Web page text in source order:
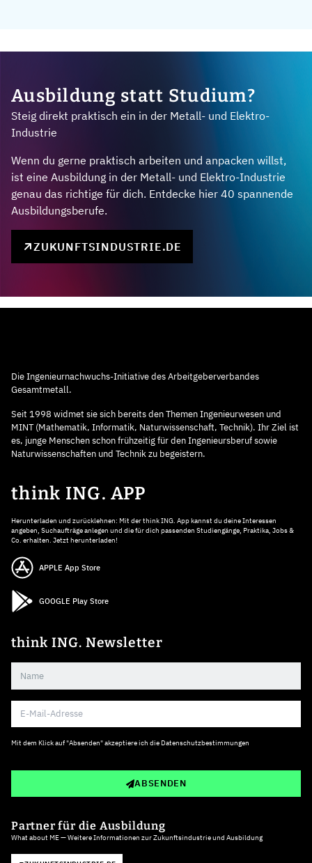
Ausbildung statt Studium?
Steig direkt praktisch ein in der Metall- und Elektro-
Industrie
Wenn du gerne praktisch arbeiten und anpacken willst,
ist eine Ausbildung in der Metall- und Elektro-Industrie
genau das richtige für dich. Entdecke hier 40 spannende
Ausbildungsberufe.
ZUKUNFTSINDUSTRIE.DE
Die Ingenieurnachwuchs-Initiative des Arbeitgeberverbandes
Gesamtmetall.
Seit 1998 widmet sie sich bereits den Themen Ingenieurwesen und
MINT (Mathematik, Informatik, Naturwissenschaft, Technik). Ihr Ziel ist
es, junge Menschen schon frühzeitig für den Ingenieursberuf sowie
Naturwissenschaften und Technik zu begeistern.
think ING. APP
Herunterladen und zurücklehnen: Mit der think ING. App kannst du deine Interessen
angeben, Suchaufträge anlegen und die für dich passenden Studiengänge, Praktika, Jobs &
Co. erhalten. Jetzt herunterladen!
APPLE App Store
GOOGLE Play Store
think ING. Newsletter
Mit dem Klick auf "Absenden" akzeptiere ich die Datenschutzbestimmungen
ABSENDEN
Partner für die Ausbildung
What about ME — Weitere Informationen zur Zukunftsindustrie und Ausbildung